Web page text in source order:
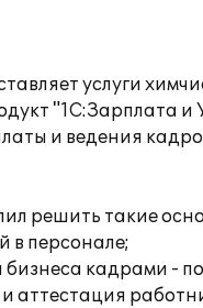
услуги
"1С:Зарплата
и ведения
решить такие
в персонале;
кадрами -
аттестация